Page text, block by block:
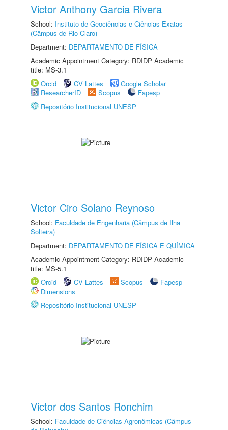
Victor Anthony Garcia Rivera
School: Instituto de Geociências e Ciências Exatas
(Câmpus de Rio Claro)
Department: DEPARTAMENTO DE FÍSICA
Academic Appointment Category: RDIDP Academic
title: MS-3.1
Orcid
CV Lattes
Google Scholar
ResearcherID
Scopus
Fapesp
Repositório Institucional UNESP
Victor Ciro Solano Reynoso
School: Faculdade de Engenharia (Câmpus de Ilha
Solteira)
Department: DEPARTAMENTO DE FÍSICA E QUÍMICA
Academic Appointment Category: RDIDP Academic
title: MS-5.1
Orcid
CV Lattes Scopus
Fapesp
Dimensions
Repositório Institucional UNESP
Victor dos Santos Ronchim
School: Faculdade de Ciências Agronômicas (Câmpus